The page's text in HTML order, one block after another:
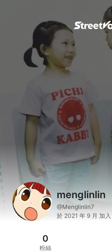
menglinlin
@Menglinlin7
於 2021 年 9 月 加入
0
粉絲